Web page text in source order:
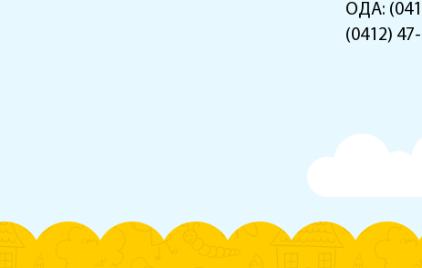
ОДА:
(0412)